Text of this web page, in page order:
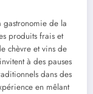
gastronomie de la
produits frais et
chèvre et vins de
à des pauses
dans des
en mêlant